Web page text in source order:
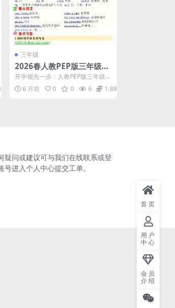
三年级
2026春人教PEP版三年级下
册英语1-6单元寒假预习记读
小纸条12页电子版
开学领先一步：人教PEP版三年级下
册英语1-6单元寒假预习记读小纸条
大家好，我...
6 月前 0 0 6 1.88
疑问或建议可与我们在线联系或登
号进入个人中心提交工单。
首页
用户
中心
会员
介绍